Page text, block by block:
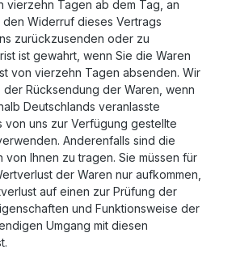
vierzehn Tagen ab dem Tag, an
Widerruf dieses Vertrags
zurückzusenden oder zu
ist gewahrt, wenn Sie die Waren
von vierzehn Tagen absenden. Wir
Rücksendung der Waren, wenn
Deutschlands veranlasste
von uns zur Verfügung gestellte
Anderenfalls sind die
von Ihnen zu tragen. Sie müssen für
der Waren nur aufkommen,
auf einen zur Prüfung der
und Funktionsweise der
Umgang mit diesen